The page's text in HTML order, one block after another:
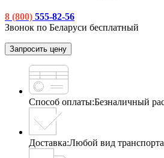
8 (800) 555-82-56
Звонок по Беларуси бесплатный
Запросить цену
Способ оплаты:Безналичный
Доставка:Любой вид транспорта